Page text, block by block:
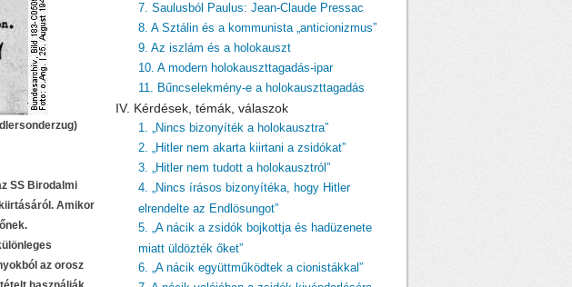
SS Birodalmi
Amikor
az orosz
7. Saulusból Paulus: Jean-Claude Pressac
8. A Sztálin és a kommunista „anticionizmus”
9. Az iszlám és a holokauszt
10. A modern holokauszttagadás-ipar
11. Bűncselekmény-e a holokauszttagadás
IV. Kérdések, témák, válaszok
1. „Nincs bizonyíték a holokausztra”
2. „Hitler nem akarta kiirtani a zsidókat”
3. „Hitler nem tudott a holokausztról”
4. „Nincs írásos bizonyítéka, hogy Hitler
elrendelte az Endlösungot”
5. „A nácik a zsidók bojkottja és hadüzenete
miatt üldözték őket”
6. „A nácik együttműködtek a cionistákkal”